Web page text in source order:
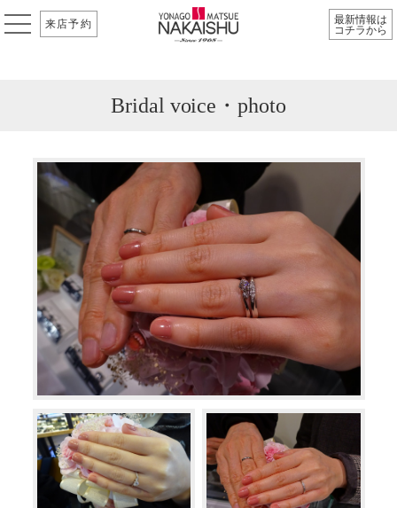
来店予約
最新情報は
コチラから
Bridal voice・photo